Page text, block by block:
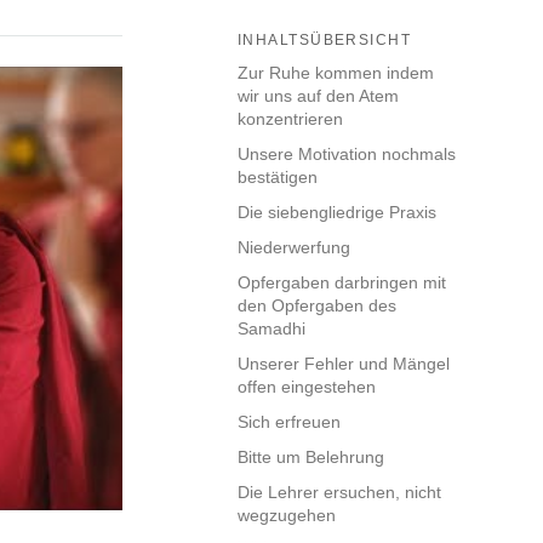
INHALTSÜBERSICHT
Zur Ruhe kommen indem
wir uns auf den Atem
konzentrieren
Unsere Motivation nochmals
bestätigen
Die siebengliedrige Praxis
Niederwerfung
Opfergaben darbringen mit
den Opfergaben des
Samadhi
Unserer Fehler und Mängel
offen eingestehen
Sich erfreuen
Bitte um Belehrung
Die Lehrer ersuchen, nicht
wegzugehen